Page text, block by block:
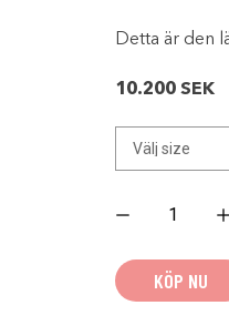
Detta är den
10.200 SEK
CARLSBAD
Petrol
Strike
OrangeKÖP NU